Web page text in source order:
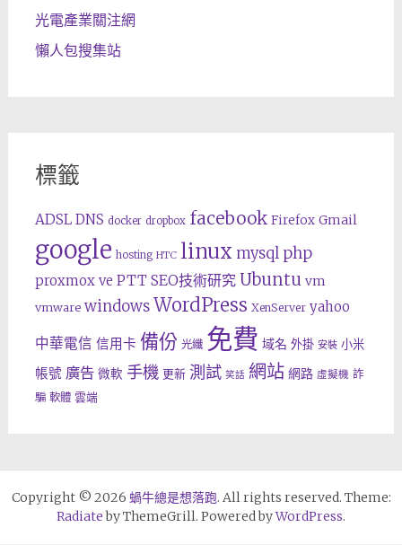
光電產業關注網
懶人包搜集站
標籤
ADSL DNS docker dropbox facebook Firefox Gmail
google hosting HTC linux mysql php
proxmox ve PTT SEO技術研究 Ubuntu vm
vmware windows WordPress XenServer yahoo
中華電信 信用卡 備份 光纖 免費 域名 外掛 安裝 小米
帳號 廣告 微軟 手機 更新 測試 笑話 網站 網路 虛擬機 詐
騙 軟體 雲端
Copyright © 2026 蝸牛總是想落跑. All rights reserved. Theme:
Radiateby ThemeGrill. Powered byWordPress.